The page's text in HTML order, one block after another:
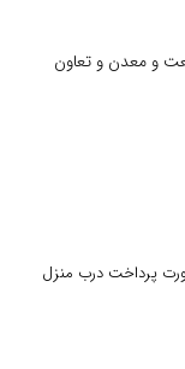
و معدن و تعاون
پرداخت درب منزل